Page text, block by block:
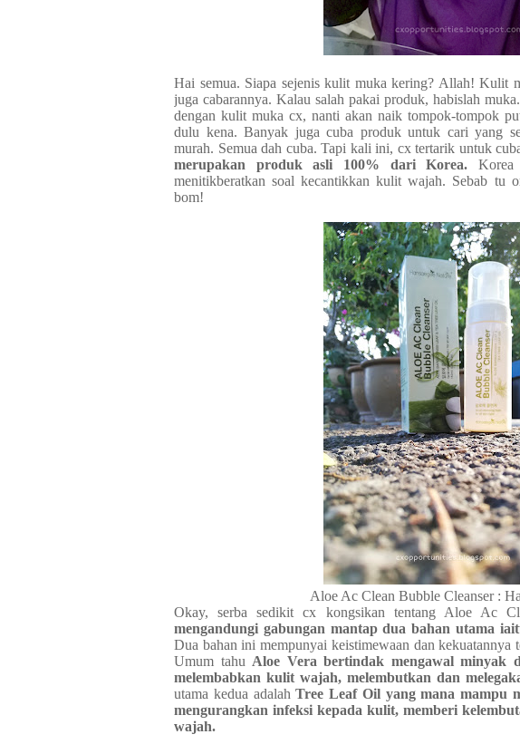
Hai semua. Siapa sejenis kulit muka kering? Allah! Kulit
juga cabarannya. Kalau salah pakai produk, habislah
dengan kulit muka cx, nanti akan naik tompok-tompok
dulu kena. Banyak juga cuba produk untuk cari yang
murah. Semua dah cuba. Tapi kali ini, cx tertarik untuk
merupakan produk asli 100% dari Korea. Korea
menitikberatkan soal kecantikkan kulit wajah. Sebab tu
bom!
Aloe Ac Clean Bubble Cleanser :
Okay, serba sedikit cx kongsikan tentang Aloe Ac
mengandungi gabungan mantap dua bahan utama
Dua bahan ini mempunyai keistimewaan dan kekuatannya
Umum tahu Aloe Vera bertindak mengawal minyak
melembabkan kulit wajah, melembutkan dan
utama kedua adalahTree Leaf Oil yang mana mampu
mengurangkan infeksi kepada kulit, memberi
wajah.